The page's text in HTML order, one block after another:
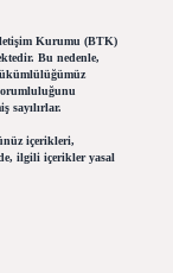
Kurumu (BTK)
Bu nedenle,
sayılırlar.
içerikleri,
ilgili içerikler yasal